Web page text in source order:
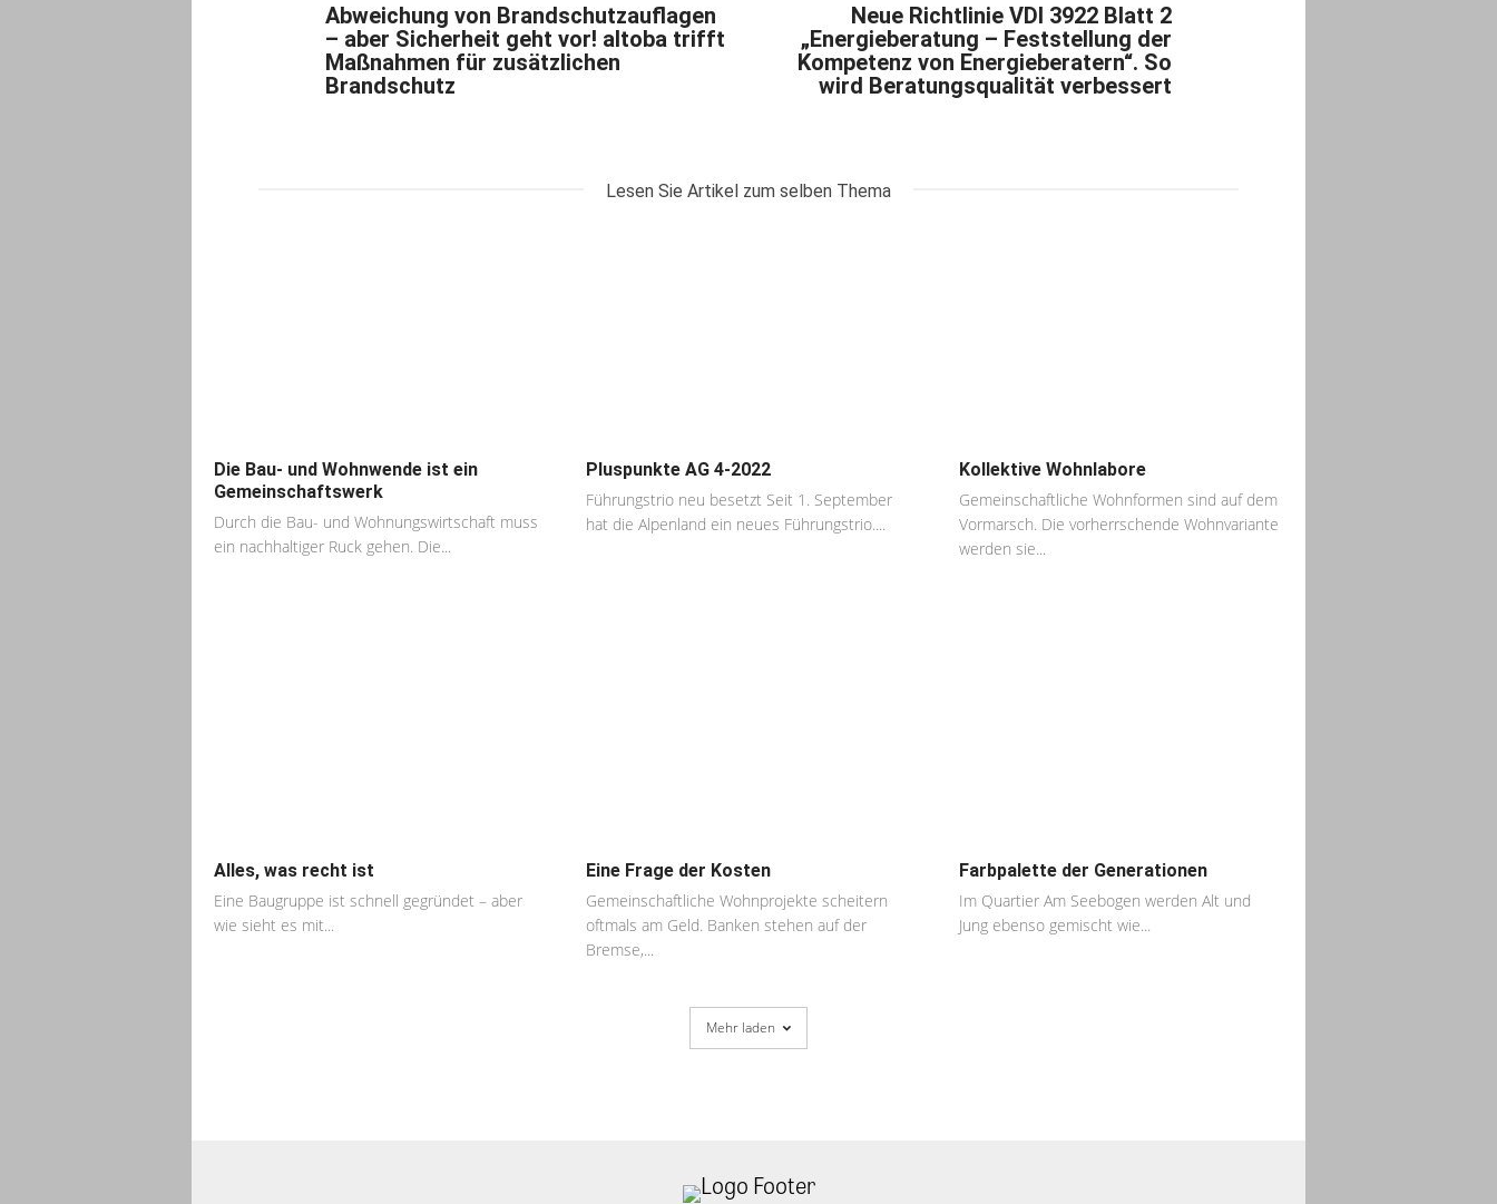
Abweichung von Brandschutzauflagen
– aber Sicherheit geht vor! altoba trifft
Maßnahmen für zusätzlichen
Brandschutz
Neue Richtlinie VDI 3922 Blatt 2
„Energieberatung – Feststellung der
Kompetenz von Energieberatern“. So
wird Beratungsqualität verbessert
Lesen Sie Artikel zum selben Thema
Die Bau- und Wohnwende ist ein
Gemeinschaftswerk
Durch die Bau- und Wohnungswirtschaft muss
ein nachhaltiger Ruck gehen. Die...
Pluspunkte AG 4-2022
Führungstrio neu besetzt Seit 1. September
hat die Alpenland ein neues Führungstrio....
Kollektive Wohnlabore
Gemeinschaftliche Wohnformen sind auf dem
Vormarsch. Die vorherrschende Wohnvariante
werden sie...
Alles, was recht ist
Eine Baugruppe ist schnell gegründet – aber
wie sieht es mit...
Eine Frage der Kosten
Gemeinschaftliche Wohnprojekte scheitern
oftmals am Geld. Banken stehen auf der
Bremse,...
Farbpalette der Generationen
Im Quartier Am Seebogen werden Alt und
Jung ebenso gemischt wie...
Mehr laden